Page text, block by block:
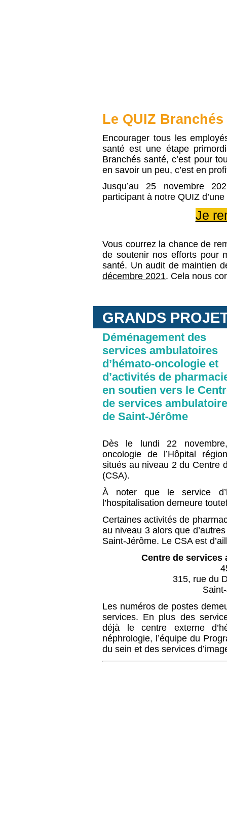
Le QUIZ
Encourager tous les
santé est une étape
Branchés santé, c’est pour
en savoir un peu, c’est en
Jusqu’au 25 novembre
participant à notre QUIZ
Je
Vous courrez la chance de
de soutenir nos efforts pour
santé. Un audit de maintien
décembre 2021. Cela nous
GRANDS
Déménagement des
services ambulatoires
d’hémato-oncologie et
d’activités de
en soutien vers le
de services
de Saint-Jérôme
Dès le lundi 22
oncologie de l’Hôpital
situés au niveau 2 du Centre
(CSA).
À noter que le service
l’hospitalisation demeure
Certaines activités de
au niveau 3 alors que
Saint-Jérôme. Le CSA est
Centre de services
315, rue du
Les numéros de postes
services. En plus des
déjà le centre externe
néphrologie, l’équipe du
du sein et des services